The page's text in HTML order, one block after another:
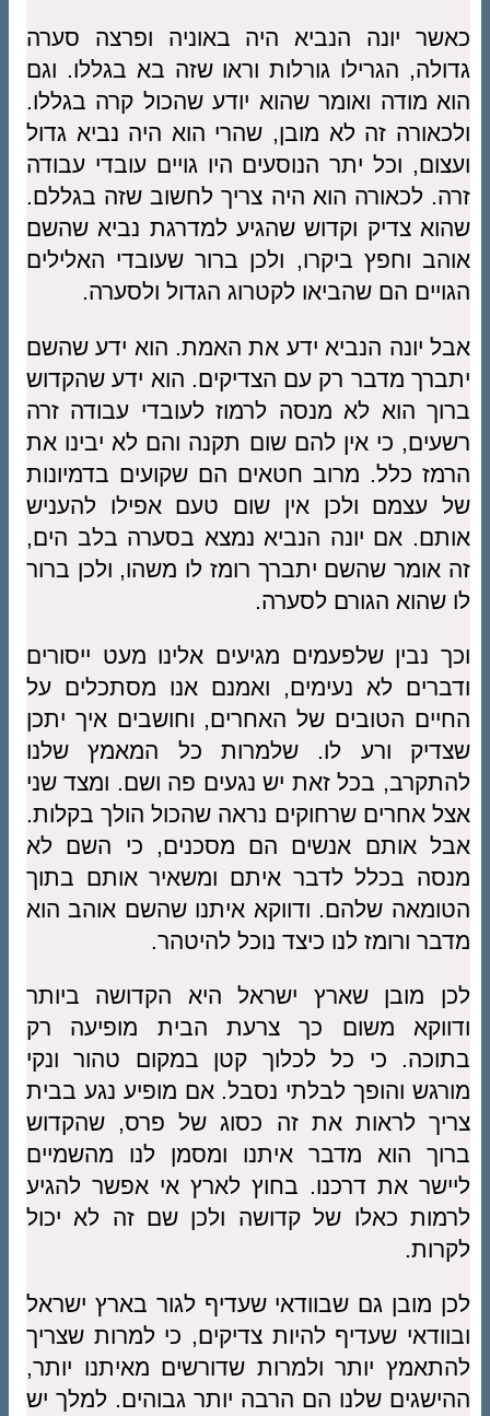
כאשר יונה הנביא היה באוניה ופרצה סערה
גדולה, הגרילו גורלות וראו שזה בא בגללו. וגם
הוא מודה ואומר שהוא יודע שהכול קרה בגללו.
ולכאורה זה לא מובן, שהרי הוא היה נביא גדול
ועצום, וכל יתר הנוסעים היו גויים עובדי עבודה
זרה. לכאורה הוא היה צריך לחשוב שזה בגללם.
שהוא צדיק וקדוש שהגיע למדרגת נביא שהשם
אוהב וחפץ ביקרו, ולכן ברור שעובדי האלילים
הגויים הם שהביאו לקטרוג הגדול ולסערה.
אבל יונה הנביא ידע את האמת. הוא ידע שהשם
יתברך מדבר רק עם הצדיקים. הוא ידע שהקדוש
ברוך הוא לא מנסה לרמוז לעובדי עבודה זרה
רשעים, כי אין להם שום תקנה והם לא יבינו את
הרמז כלל. מרוב חטאים הם שקועים בדמיונות
של עצמם ולכן אין שום טעם אפילו להעניש
אותם. אם יונה הנביא נמצא בסערה בלב הים,
זה אומר שהשם יתברך רומז לו משהו, ולכן ברור
לו שהוא הגורם לסערה.
וכך נבין שלפעמים מגיעים אלינו מעט ייסורים
ודברים לא נעימים, ואמנם אנו מסתכלים על
החיים הטובים של האחרים, וחושבים איך יתכן
שצדיק ורע לו. שלמרות כל המאמץ שלנו
להתקרב, בכל זאת יש נגעים פה ושם. ומצד שני
אצל אחרים שרחוקים נראה שהכול הולך בקלות.
אבל אותם אנשים הם מסכנים, כי השם לא
מנסה בכלל לדבר איתם ומשאיר אותם בתוך
הטומאה שלהם. ודווקא איתנו שהשם אוהב הוא
מדבר ורומז לנו כיצד נוכל להיטהר.
לכן מובן שארץ ישראל היא הקדושה ביותר
ודווקא משום כך צרעת הבית מופיעה רק
בתוכה. כי כל לכלוך קטן במקום טהור ונקי
מורגש והופך לבלתי נסבל. אם מופיע נגע בבית
צריך לראות את זה כסוג של פרס, שהקדוש
ברוך הוא מדבר איתנו ומסמן לנו מהשמיים
ליישר את דרכנו. בחוץ לארץ אי אפשר להגיע
לרמות כאלו של קדושה ולכן שם זה לא יכול
לקרות.
לכן מובן גם שבוודאי שעדיף לגור בארץ ישראל
ובוודאי שעדיף להיות צדיקים, כי למרות שצריך
להתאמץ יותר ולמרות שדורשים מאיתנו יותר,
ההישגים שלנו הם הרבה יותר גבוהים. למלך יש